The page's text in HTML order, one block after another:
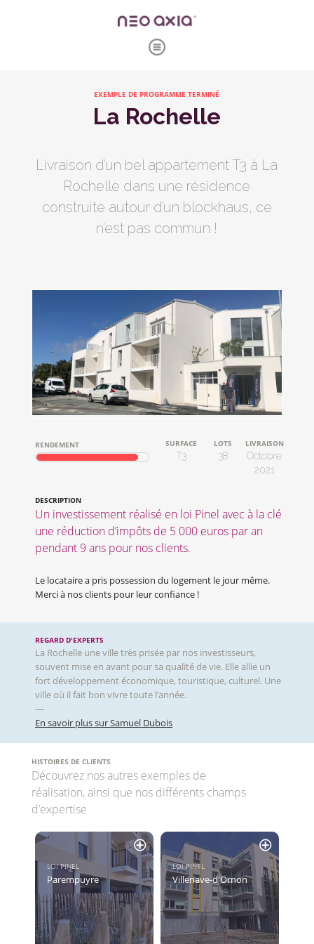
EXEMPLE DE PROGRAMME TERMINÉ
La Rochelle
Livraison d’un bel appartement T3 à La
Rochelle dans une résidence
construite autour d’un blockhaus, ce
n’est pas commun !
RENDEMENT SURFACE
T3
LOTS
38
LIVRAISON
Octobre
2021
DESCRIPTION
Un investissement réalisé en loi Pinel avec à la clé
une réduction d’impôts de 5 000 euros par an
pendant 9 ans pour nos clients.
Le locataire a pris possession du logement le jour même.
Merci à nos clients pour leur confiance !
REGARD D'EXPERTS
La Rochelle une ville très prisée par nos investisseurs,
souvent mise en avant pour sa qualité de vie. Elle allie un
fort développement économique, touristique, culturel. Une
ville où il fait bon vivre toute l’année.
—
En savoir plus sur Samuel Dubois
HISTOIRES DE CLIENTS
Découvrez nos autres exemples de
réalisation, ainsi que nos différents champs
d’expertise
LOI PINEL
Parempuyre
LOI PINEL
Villenave-d'Ornon